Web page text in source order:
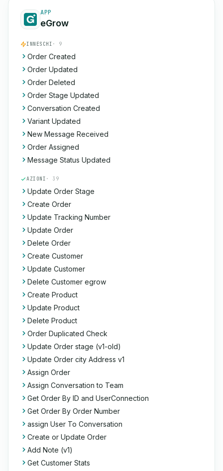
APP
eGrow
INNESCHI · 9
Order Created
Order Updated
Order Deleted
Order Stage Updated
Conversation Created
Variant Updated
New Message Received
Order Assigned
Message Status Updated
AZIONI · 39
Update Order Stage
Create Order
Update Tracking Number
Update Order
Delete Order
Create Customer
Update Customer
Delete Customer egrow
Create Product
Update Product
Delete Product
Order Duplicated Check
Update Order stage (v1-old)
Update Order city Address v1
Assign Order
Assign Conversation to Team
Get Order By ID and UserConnection
Get Order By Order Number
assign User To Conversation
Create or Update Order
Add Note (v1)
Get Customer Stats